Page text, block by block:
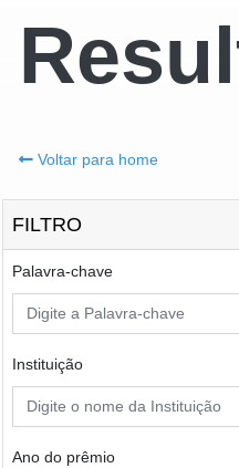
Voltar para home
FILTRO
Palavra-chave
Instituição
Ano do prêmio